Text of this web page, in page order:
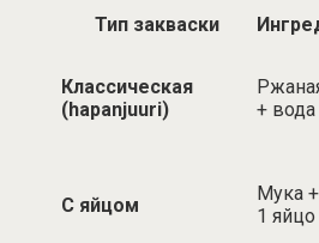
Тип закваски
Классическая
(hapanjuuri)
+ вода
С яйцом
Мука
1 яйцо